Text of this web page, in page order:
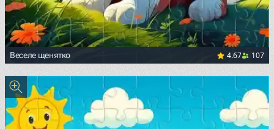
Веселе щенятко 4.67 107